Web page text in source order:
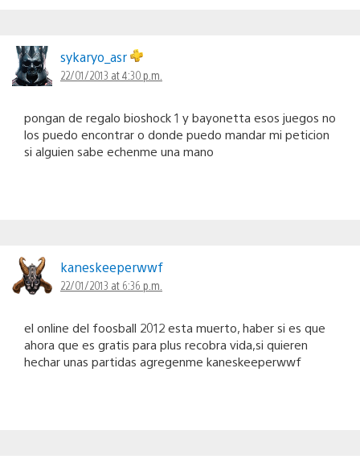
sykaryo_asr
22/01/2013 at 4:30 p.m.
pongan de regalo bioshock 1 y bayonetta esos juegos no
los puedo encontrar o donde puedo mandar mi peticion
si alguien sabe echenme una mano
kaneskeeperwwf
22/01/2013 at 6:36 p.m.
el online del foosball 2012 esta muerto, haber si es que
ahora que es gratis para plus recobra vida,si quieren
hechar unas partidas agregenme kaneskeeperwwf